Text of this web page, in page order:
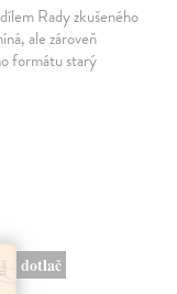
Rady zkušeného
ale zároveň
formátu starý
dotlač